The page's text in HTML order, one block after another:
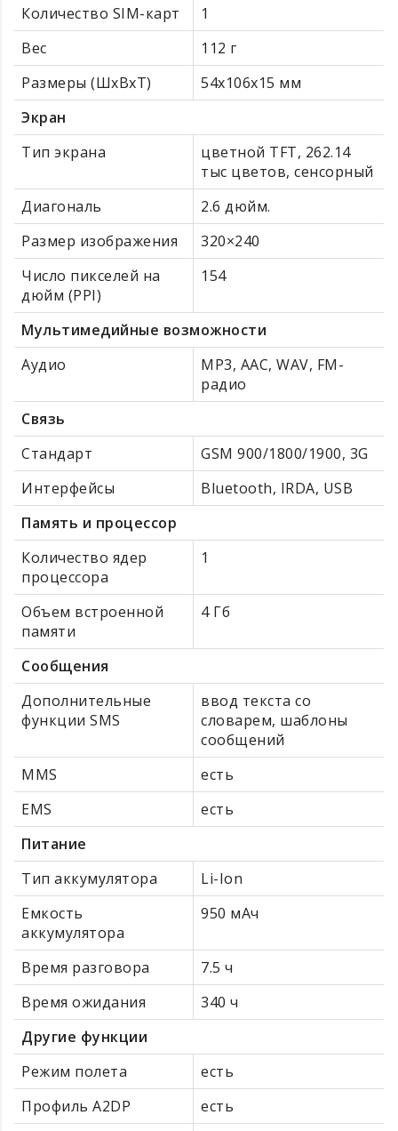
Количество SIM-карт
1
Вес
112 г
Размеры (ШxВxТ)
54x106x15 мм
Экран
Тип экрана
цветной TFT, 262.14
тыс цветов, сенсорный
Диагональ
2.6 дюйм.
Размер изображения
320×240
Число пикселей на
дюйм (PPI)
154
Мультимедийные возможности
Аудио
MP3, AAC, WAV, FM-
радио
Связь
Стандарт
GSM 900/1800/1900, 3G
Интерфейсы
Bluetooth, IRDA, USB
Память и процессор
Количество ядер
процессора
1
Объем встроенной
памяти
4 Гб
Сообщения
Дополнительные
функции SMS
ввод текста со
словарем, шаблоны
сообщений
MMS
есть
EMS
есть
Питание
Тип аккумулятора
Li-Ion
Емкость
аккумулятора
950 мАч
Время разговора
7.5 ч
Время ожидания
340 ч
Другие функции
Режим полета
есть
Профиль A2DP
есть